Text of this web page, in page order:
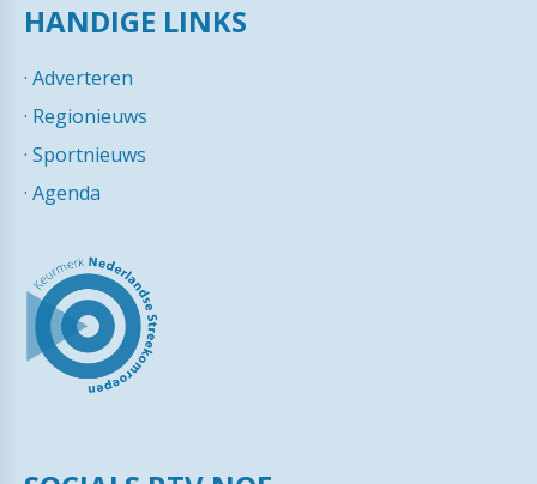
HANDIGE LINKS
· Adverteren
· Regionieuws
· Sportnieuws
· Agenda